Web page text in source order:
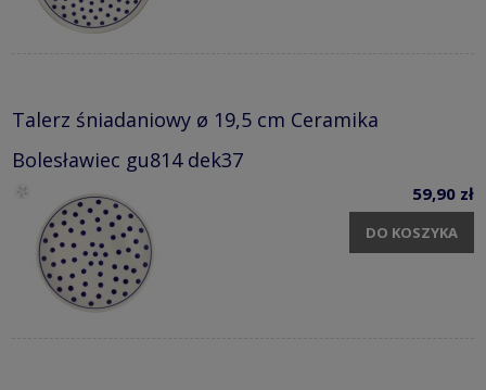
Talerz śniadaniowy ø 19,5 cm Ceramika
Bolesławiec gu814 dek37
59,90 zł
DO KOSZYKA